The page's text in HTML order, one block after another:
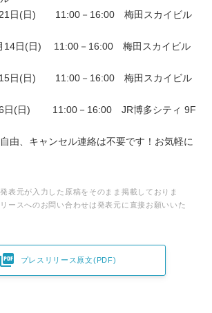
日(日) 11:00－16:00 梅田スカイビル
日(日) 11:00－16:00 梅田スカイビル
日(日) 11:00－16:00 梅田スカイビル
(日) 11:00－16:00 JR博多シティ 9F
由、キャンセル連絡は不要です！お気軽に
表元が入力した原稿をそのまま掲載しておりま
ースへのお問い合わせは発表元に直接お願いいた
 プレスリリース原文(PDF)